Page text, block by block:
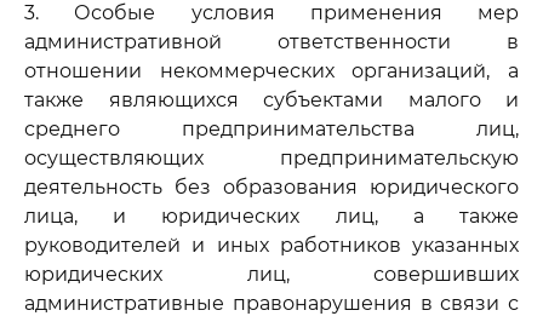
3. Особые условия применения мер
административной ответственности в
отношении некоммерческих организаций, а
также являющихся субъектами малого и
среднего предпринимательства лиц,
осуществляющих предпринимательскую
деятельность без образования юридического
лица, и юридических лиц, а также
руководителей и иных работников указанных
юридических лиц, совершивших
административные правонарушения в связи с